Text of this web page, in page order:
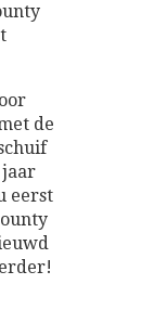
de
jaar
eerst